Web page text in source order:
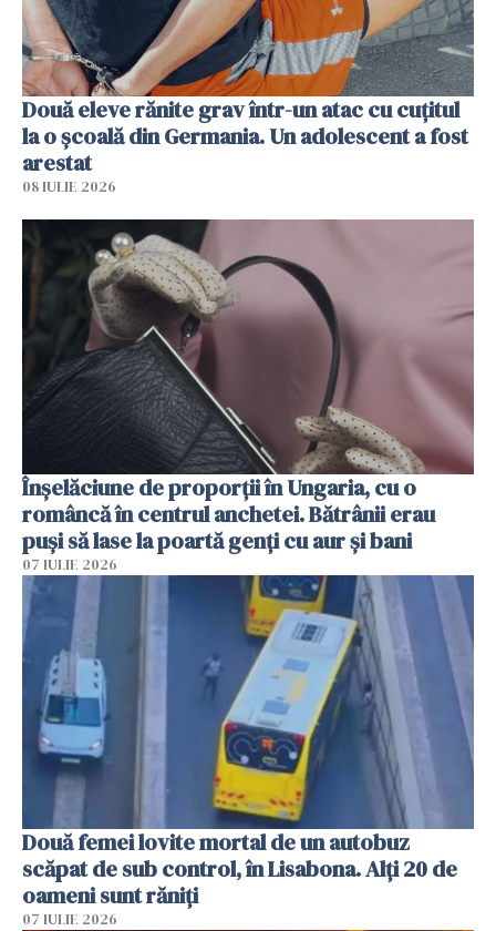
Două eleve rănite grav într-un atac cu cuțitul
la o școală din Germania. Un adolescent a fost
arestat
08 IULIE 2026
Înșelăciune de proporții în Ungaria, cu o
româncă în centrul anchetei. Bătrânii erau
puși să lase la poartă genți cu aur și bani
07 IULIE 2026
Două femei lovite mortal de un autobuz
scăpat de sub control, în Lisabona. Alți 20 de
oameni sunt răniți
07 IULIE 2026